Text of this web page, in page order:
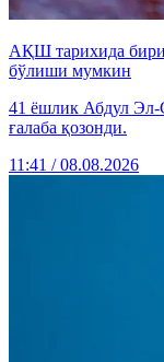
АҚШ тарихида
бўлиши мумкин
41 ёшлик Абдул Эл-
ғалаба қозонди.
11:41 / 08.08.2026